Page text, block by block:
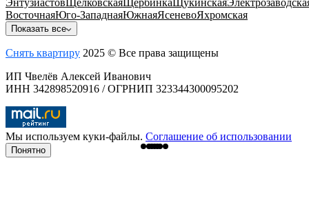
ВосточнаяЮго-ЗападнаяЮжнаяЯсеневоЯхромская
Показать все
Снять квартиру 2025 © Все права защищены
ИП Чвелёв Алексей Иванович
ИНН 342898520916 / ОГРНИП 323344300095202
Мы используем куки-файлы. Соглашение об использовании
Понятно